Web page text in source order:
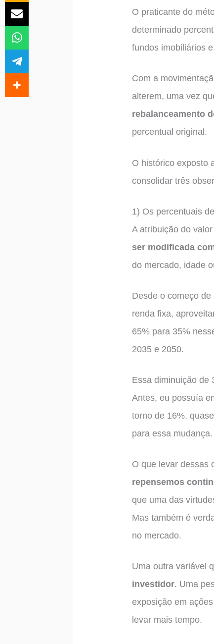
O praticante do
determinado
fundos imobiliários
Com a
alterem, uma vez
rebalanceamento
percentual original.
O histórico exposto
consolidar três
1) Os percentuais
A atribuição do
ser modificada
do mercado, idade
Desde o começo
renda fixa,
65% para 35%
2035 e 2050.
Essa diminuição de
Antes, eu possuía
torno de 16%,
para essa mudança.
O que levar dessas
repensemos
que uma das
Mas também é
no mercado.
Uma outra variável
investidor. Uma
exposição em
levar mais tempo.